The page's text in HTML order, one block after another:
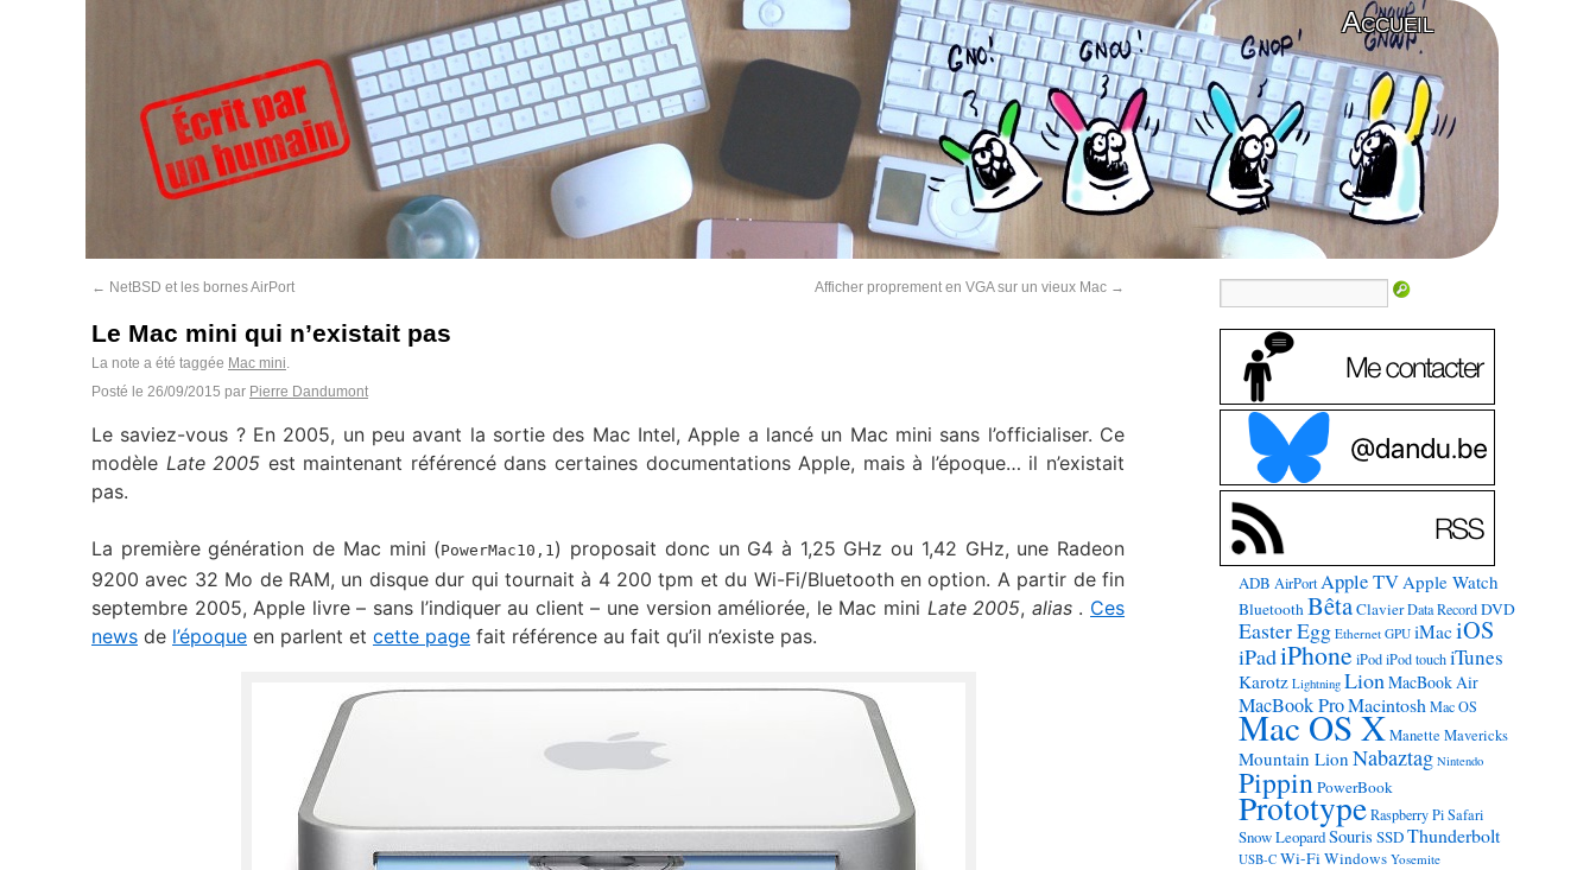
Accueil
← NetBSD et les bornes AirPort Afficher proprement en VGA sur un vieux Mac →
Le Mac mini qui n’existait pas
La note a été taggée Mac mini.
Posté le 26/09/2015 par Pierre Dandumont
Le saviez-vous ? En 2005, un peu avant la sortie des Mac Intel, Apple a lancé un Mac mini sans l’officialiser. Ce
modèle Late 2005 est maintenant référencé dans certaines documentations Apple, mais à l’époque… il n’existait
pas.
La première génération de Mac mini (PowerMac10,1) proposait donc un G4 à 1,25 GHz ou 1,42 GHz, une Radeon
9200 avec 32 Mo de RAM, un disque dur qui tournait à 4 200 tpm et du Wi-Fi/Bluetooth en option. A partir de fin
septembre 2005, Apple livre – sans l’indiquer au client – une version améliorée, le Mac mini Late 2005, alias . Ces
news de l’époque en parlent et cette page fait référence au fait qu’il n’existe pas.
ADB AirPort Apple TVApple Watch
BluetoothBêtaClavier Data Record DVD
Easter Egg Ethernet GPU iMaciOS
iPadiPhone iPod iPod touch iTunes
Karotz Lightning LionMacBook Air
MacBook ProMacintosh Mac OS
Mac OS X Manette Mavericks
Mountain Lion Nabaztag Nintendo
PippinPowerBook
Prototype Raspberry Pi Safari
Snow LeopardSouris SSDThunderbolt
USB-C Wi-FiWindows Yosemite